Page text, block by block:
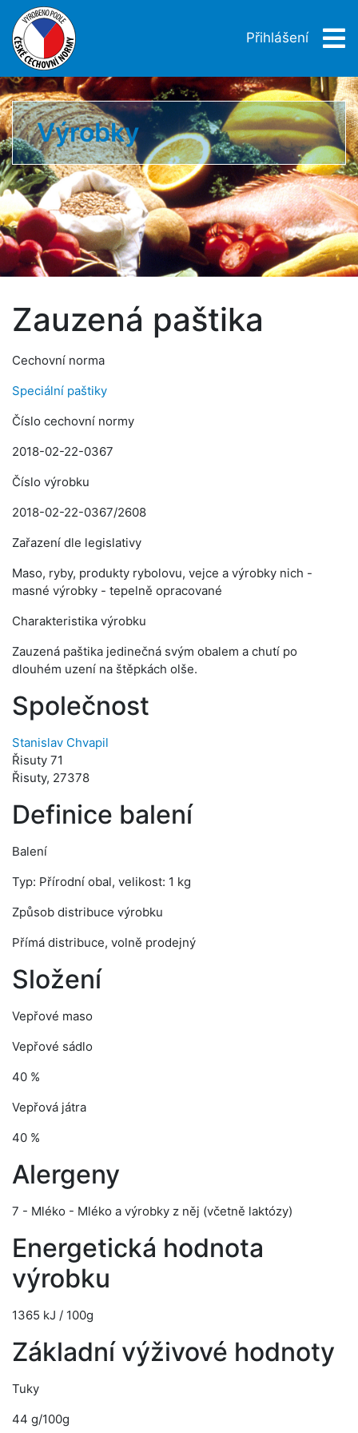
Přihlášení
Výrobky
Zauzená paštika
Cechovní norma
Speciální paštiky
Číslo cechovní normy
2018-02-22-0367
Číslo výrobku
2018-02-22-0367/2608
Zařazení dle legislativy
Maso, ryby, produkty rybolovu, vejce a výrobky nich -
masné výrobky - tepelně opracované
Charakteristika výrobku
Zauzená paštika jedinečná svým obalem a chutí po
dlouhém uzení na štěpkách olše.
Společnost
Stanislav Chvapil
Řisuty 71
Řisuty, 27378
Definice balení
Balení
Typ: Přírodní obal, velikost: 1 kg
Způsob distribuce výrobku
Přímá distribuce, volně prodejný
Složení
Vepřové maso
Vepřové sádlo
40 %
Vepřová játra
40 %
Alergeny
7 - Mléko - Mléko a výrobky z něj (včetně laktózy)
Energetická hodnota
výrobku
1365 kJ / 100g
Základní výživové hodnoty
Tuky
44 g/100g